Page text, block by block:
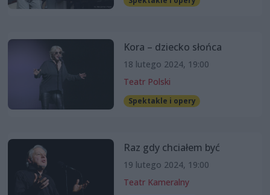
Kora – dziecko słońca
18 lutego 2024, 19:00
Teatr Polski
Spektakle i opery
Raz gdy chciałem być
19 lutego 2024, 19:00
Teatr Kameralny